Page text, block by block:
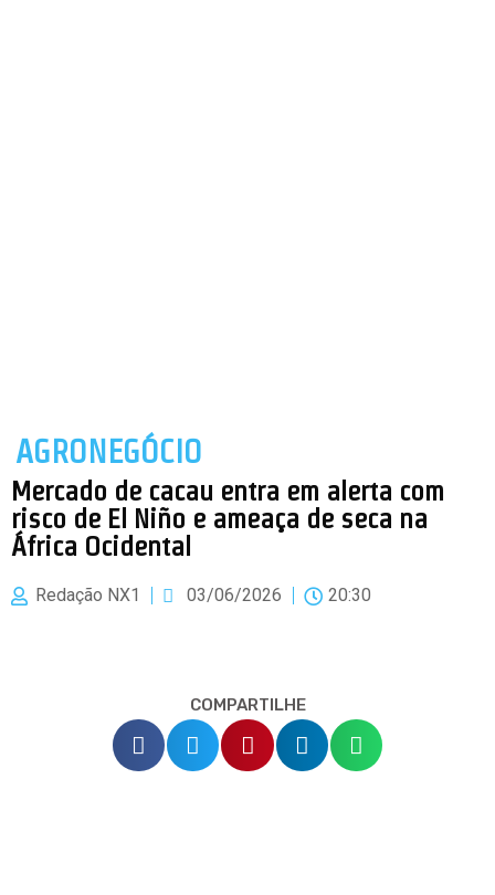
AGRONEGÓCIO
Mercado de cacau entra em alerta com
risco de El Niño e ameaça de seca na
África Ocidental
Redação NX1 03/06/2026 20:30
COMPARTILHE